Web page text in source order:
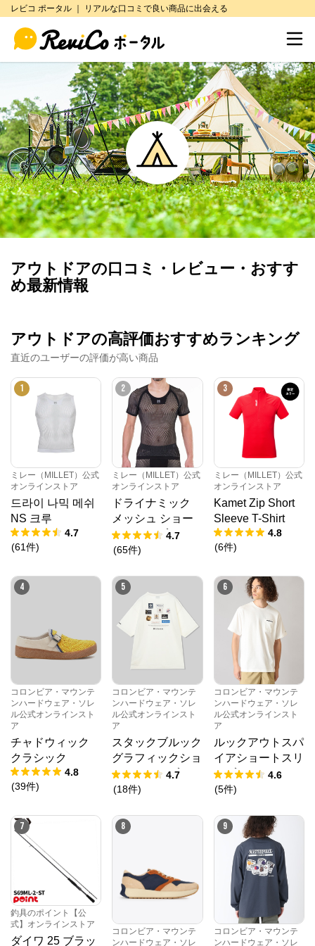
レビコ ポータル ｜ リアルな口コミで良い商品に出会える
アウトドアの口コミ・レビュー・おすす
め最新情報
アウトドアの高評価おすすめランキング
直近のユーザーの評価が高い商品
1
ミレー（MILLET）公式
オンラインストア
드라이 나믹 메쉬
NS 크루
4.7
(61件)
2
ミレー（MILLET）公式
オンラインストア
ドライナミック
メッシュ ショー
トスリーブ4.7
(65件)
3
ミレー（MILLET）公式
オンラインストア
Kamet Zip Short
Sleeve T-Shirt
4.8
(6件)
4
コロンビア・マウンテ
ンハードウェア・ソレ
ル公式オンラインスト
ア
チャドウィック
クラシック
4.8
(39件)
5
コロンビア・マウンテ
ンハードウェア・ソレ
ル公式オンラインスト
ア
スタックブルック
グラフィックショ
ートスリーブTシ
ャツ
4.7
(18件)
6
コロンビア・マウンテ
ンハードウェア・ソレ
ル公式オンラインスト
ア
ルックアウトスパ
イアショートスリ
ーブTシャツ
4.6
(5件)
7
釣具のポイント【公
式】オンラインストア
ダイワ 25 ブラッ
8
コロンビア・マウンテ
ンハードウェア・ソレ
9
コロンビア・マウンテ
ンハードウェア・ソレ